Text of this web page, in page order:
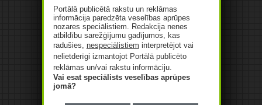
Portālā publicētā rakstu un reklāmas
informācija paredzēta veselības aprūpes
nozares speciālistiem. Redakcija nenes
atbildību sarežģījumu gadījumos, kas
radušies, nespeciālistiem interpretējot vai
nelietderīgi izmantojot Portālā publicēto
reklāmas un/vai rakstu informāciju.
Vai esat speciālists veselības aprūpes
jomā?